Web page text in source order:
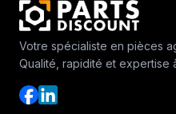
Votre spécialiste en pièces
Qualité, rapidité et expertise